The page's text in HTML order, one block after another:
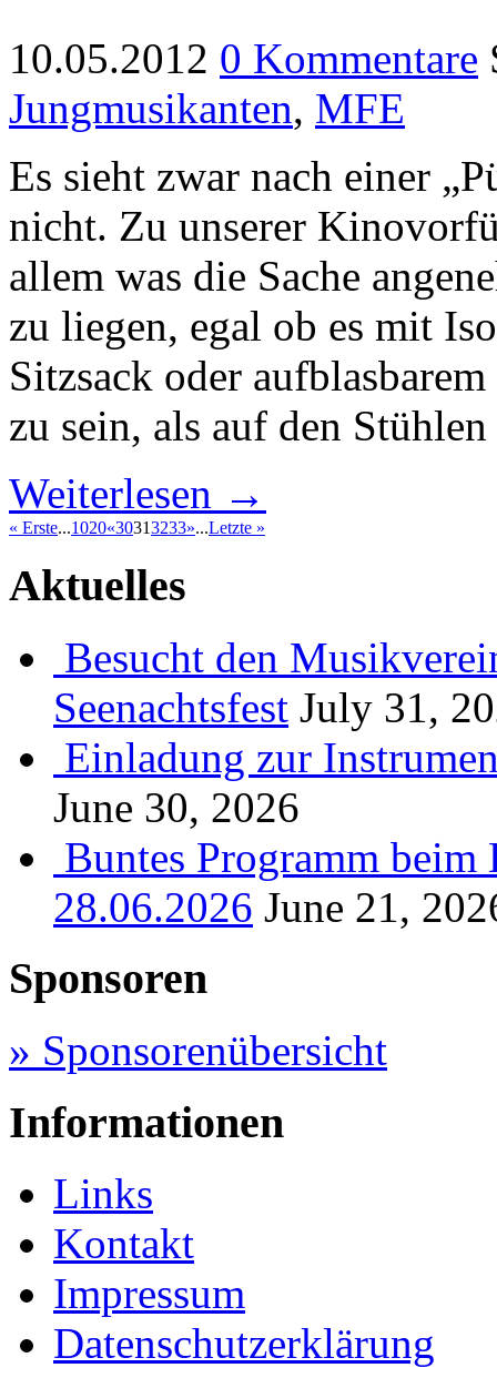
10.05.2012 0 Kommentare
Jungmusikanten, MFE
Es sieht zwar nach einer
nicht. Zu unserer
allem was die Sache
zu liegen, egal ob es mit
Sitzsack oder
zu sein, als auf den
Weiterlesen →
« Erste...1020«30313233»...Letzte »
Aktuelles
Besucht den
Seenachtsfest July 31,
Einladung zur
June 30, 2026
Buntes Programm
28.06.2026 June 21,
Sponsoren
» Sponsorenübersicht
Informationen
Links
Kontakt
Impressum
Datenschutzerklärung